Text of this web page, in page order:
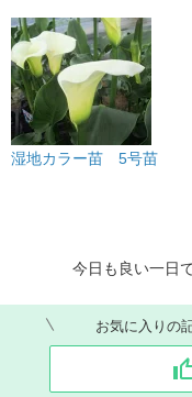
湿地カラー苗 5号苗
今日も良い一日であ
お気に入りの